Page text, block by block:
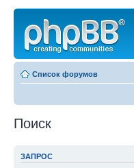
Список форумов
Поиск
ЗАПРОС